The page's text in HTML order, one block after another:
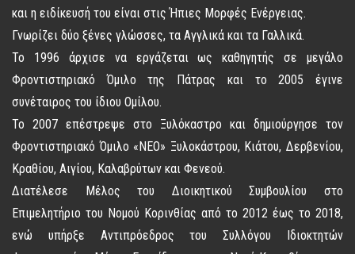
και η ειδίκευσή του είναι στις Ήπιες Μορφές Ενέργειας.
Γνωρίζει δύο ξένες γλώσσες, τα Αγγλικά και τα Γαλλικά.
Το 1996 άρχισε να εργάζεται ως καθηγητής σε μεγάλο
Φροντιστηριακό Όμιλο της Πάτρας και το 2005 έγινε
συνέταιρος του ίδιου Ομίλου.
Το 2007 επέστρεψε στο Ξυλόκαστρο και δημιούργησε τον
Φροντιστηριακό Όμιλο «ΝΕΟ» Ξυλοκάστρου, Κιάτου, Δερβενίου,
Κραθίου, Αιγίου, Καλαβρύτων και Φενεού.
Διατέλεσε Μέλος του Διοικητικού Συμβουλίου στο
Επιμελητήριο του Νομού Κορινθίας από το 2012 έως το 2018,
ενώ υπήρξε Αντιπρόεδρος του Συλλόγου Ιδιοκτητών